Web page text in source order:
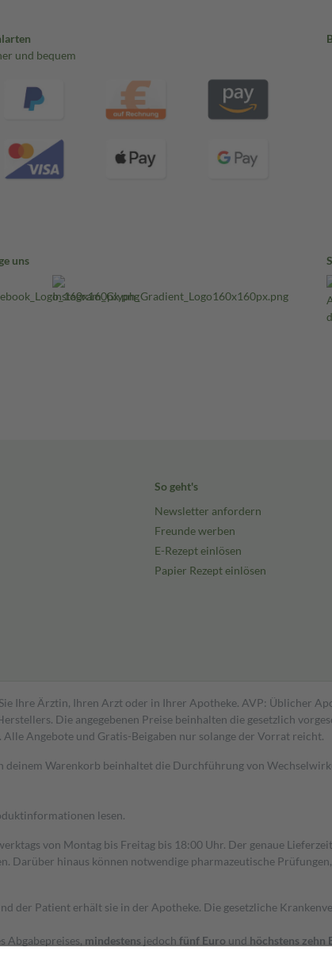
und bequem
uns
So geht's
Newsletter anfordern
Freunde werben
E-Rezept einlösen
Papier Rezept einlösen
Ihre Ärztin, Ihren Arzt oder in Ihrer Apotheke. AVP: Üblicher
Die angegebenen Preise beinhalten die gesetzlich
Angebote und Gratis-Beigaben nur solange der Vorrat reicht.
Warenkorb beinhaltet die Durchführung von
lesen.
von Montag bis Freitag bis 18:00 Uhr. Der genaue
Darüber hinaus können notwendige pharmazeutische
der Patient erhält sie in der Apotheke. Die gesetzliche
Abgabepreises, mindestens jedoch fünf Euro und höchstens zehn